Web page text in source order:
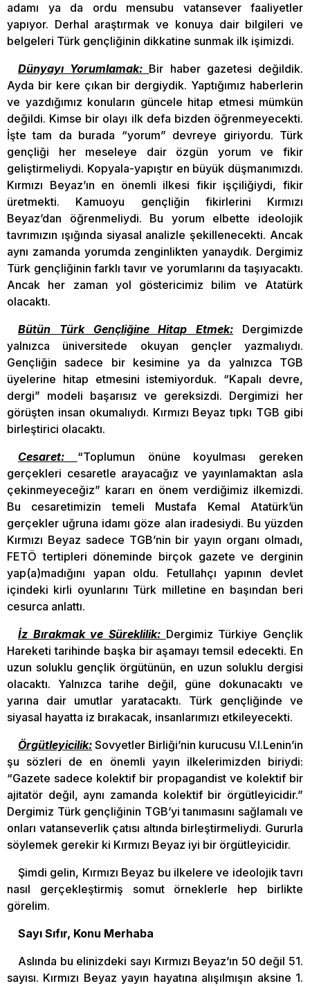
adamı ya da ordu mensubu vatansever faaliyetler
yapıyor. Derhal araştırmak ve konuya dair bilgileri ve
belgeleri Türk gençliğinin dikkatine sunmak ilk işimizdi.
Dünyayı Yorumlamak: Bir haber gazetesi değildik.
Ayda bir kere çıkan bir dergiydik. Yaptığımız haberlerin
ve yazdığımız konuların güncele hitap etmesi mümkün
değildi. Kimse bir olayı ilk defa bizden öğrenmeyecekti.
İşte tam da burada “yorum” devreye giriyordu. Türk
gençliği her meseleye dair özgün yorum ve fikir
geliştirmeliydi. Kopyala-yapıştır en büyük düşmanımızdı.
Kırmızı Beyaz’ın en önemli ilkesi fikir işçiliğiydi, fikir
üretmekti. Kamuoyu gençliğin fikirlerini Kırmızı
Beyaz’dan öğrenmeliydi. Bu yorum elbette ideolojik
tavrımızın ışığında siyasal analizle şekillenecekti. Ancak
aynı zamanda yorumda zenginlikten yanaydık. Dergimiz
Türk gençliğinin farklı tavır ve yorumlarını da taşıyacaktı.
Ancak her zaman yol göstericimiz bilim ve Atatürk
olacaktı.
Bütün Türk Gençliğine Hitap Etmek: Dergimizde
yalnızca üniversitede okuyan gençler yazmalıydı.
Gençliğin sadece bir kesimine ya da yalnızca TGB
üyelerine hitap etmesini istemiyorduk. “Kapalı devre,
dergi” modeli başarısız ve gereksizdi. Dergimizi her
görüşten insan okumalıydı. Kırmızı Beyaz tıpkı TGB gibi
birleştirici olacaktı.
Cesaret:
“Toplumun önüne koyulması gereken
gerçekleri cesaretle arayacağız ve yayınlamaktan asla
çekinmeyeceğiz” kararı en önem verdiğimiz ilkemizdi.
Bu cesaretimizin temeli Mustafa Kemal Atatürk’ün
gerçekler uğruna idamı göze alan iradesiydi. Bu yüzden
Kırmızı Beyaz sadece TGB’nin bir yayın organı olmadı,
FETÖ tertipleri döneminde birçok gazete ve derginin
yap(a)madığını yapan oldu. Fetullahçı yapının devlet
içindeki kirli oyunlarını Türk milletine en başından beri
cesurca anlattı.
İz Bırakmak ve Süreklilik: Dergimiz Türkiye Gençlik
Hareketi tarihinde başka bir aşamayı temsil edecekti. En
uzun soluklu gençlik örgütünün, en uzun soluklu dergisi
olacaktı. Yalnızca tarihe değil, güne dokunacaktı ve
yarına dair umutlar yaratacaktı. Türk gençliğinde ve
siyasal hayatta iz bırakacak, insanlarımızı etkileyecekti.
Örgütleyicilik: Sovyetler Birliği’nin kurucusu V.I.Lenin’in
şu sözleri de en önemli yayın ilkelerimizden biriydi:
“Gazete sadece kolektif bir propagandist ve kolektif bir
ajitatör değil, aynı zamanda kolektif bir örgütleyicidir.”
Dergimiz Türk gençliğinin TGB’yi tanımasını sağlamalı ve
onları vatanseverlik çatısı altında birleştirmeliydi. Gururla
söylemek gerekir ki Kırmızı Beyaz iyi bir örgütleyicidir.
Şimdi gelin, Kırmızı Beyaz bu ilkelere ve ideolojik tavrı
nasıl gerçekleştirmiş somut örneklerle hep birlikte
görelim.
Sayı Sıfır, Konu Merhaba
Aslında bu elinizdeki sayı Kırmızı Beyaz’ın 50 değil 51.
sayısı. Kırmızı Beyaz yayın hayatına alışılmışın aksine 1.